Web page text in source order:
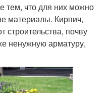
тем, что для них можно
материалы. Кирпич,
строительства, почву
ненужную арматуру,